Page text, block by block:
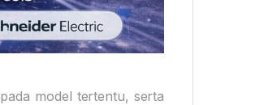
pada model tertentu, serta